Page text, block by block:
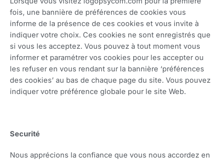
fois, une bannière de préférences de cookies vous
informe de la présence de ces cookies et vous invite à
indiquer votre choix. Ces cookies ne sont enregistrés que
si vous les acceptez. Vous pouvez à tout moment vous
informer et paramétrer vos cookies pour les accepter ou
les refuser en vous rendant sur la bannière ‘préférences
des cookies’ au bas de chaque page du site. Vous pouvez
indiquer votre préférence globale pour le site Web.
Securité
Nous apprécions la confiance que vous nous accordez en